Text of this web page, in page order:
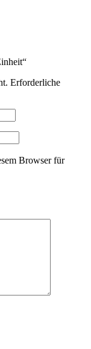
Erforderliche
Browser für